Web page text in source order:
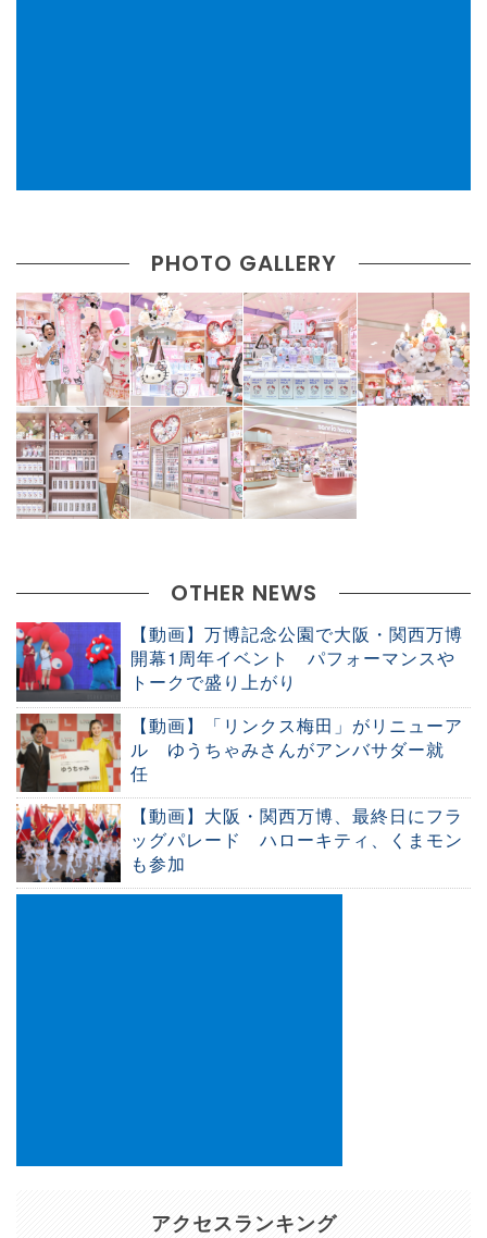
PHOTO GALLERY
OTHER NEWS
【動画】万博記念公園で大阪・関西万博
開幕1周年イベント パフォーマンスや
トークで盛り上がり
【動画】「リンクス梅田」がリニューア
ル ゆうちゃみさんがアンバサダー就
任
【動画】大阪・関西万博、最終日にフラ
ッグパレード ハローキティ、くまモン
も参加
アクセスランキング